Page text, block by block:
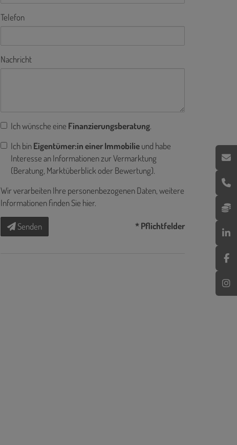
Telefon
Nachricht
Ich wünsche eine Finanzierungsberatung.
Ich binEigentümer:in einer Immobilieund habe
Interesse an Informationen zur Vermarktung
(Beratung, Marktüberblick oder Bewertung).
Wir verarbeiten Ihre personenbezogenen Daten, weitere
Informationen finden Sie hier.
Senden * Pflichtfelder